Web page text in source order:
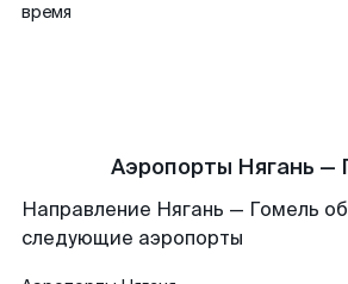
время
Аэропорты Нягань —
Направление Нягань — Гомель
следующие аэропорты